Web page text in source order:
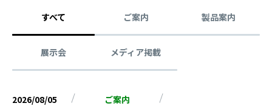
すべて ご案内 製品案内
展示会 メディア掲載
2026/08/05
ご案内